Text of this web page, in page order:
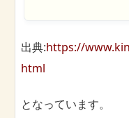
出典:https://
html
となっています。